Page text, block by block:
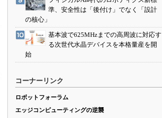
準、安全性は「後付け」でなく「設計
の核心」
基本波で625MHzまでの高周波に対応す
る次世代水晶デバイスを本格量産を開
始
コーナーリンク
ロボットフォーラム
エッジコンピューティングの逆襲